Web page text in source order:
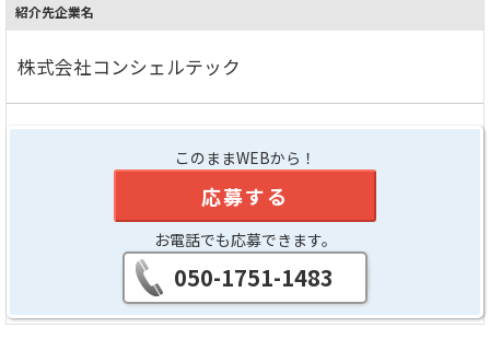
紹介先企業名
株式会社コンシェルテック
このままWEBから！
応募する
お電話でも応募できます。
050-1751-1483